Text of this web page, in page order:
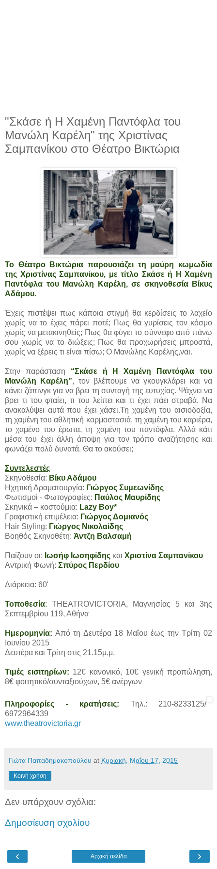
"Σκάσε ή Η Χαμένη Παντόφλα του
Μανώλη Καρέλη" της Χριστίνας
Σαμπανίκου στο Θέατρο Βικτώρια
Το Θέατρο Βικτώρια παρουσιάζει τη μαύρη κωμωδία
της Χριστίνας Σαμπανίκου, με τίτλο Σκάσε ή Η Χαμένη
Παντόφλα του Μανώλη Καρέλη, σε σκηνοθεσία Bίκυς
Αδάμου.
Έχεις πιστέψει πως κάποια στιγμή θα κερδίσεις το λαχείο
χωρίς να το έχεις πάρει ποτέ; Πως θα γυρίσεις τον κόσμο
χωρίς να μετακινηθείς; Πως θα φύγει το σύννεφο από πάνω
σου χωρίς να το διώξεις; Πως θα προχωρήσεις μπροστά,
χωρίς να ξέρεις τι είναι πίσω; Ο Μανώλης Καρέλης,ναι.
Στην παράσταση “Σκάσε ή Η Χαμένη Παντόφλα του
Μανώλη Καρέλη”, τον βλέπουμε να γκουγκλάρει και να
κάνει ζάπινγκ για να βρει τη συνταγή της ευτυχίας. Ψάχνει να
βρει τι του φταίει, τι του λείπει και τι έχει πάει στραβά. Να
ανακαλύψει αυτά που έχει χάσει.Τη χαμένη του αισιοδοξία,
τη χαμένη του αθλητική κορμοστασιά, τη χαμένη του καριέρα,
το χαμένο του έρωτα, τη χαμένη του παντόφλα. Αλλά κάτι
μέσα του έχει άλλη άποψη για τον τρόπο αναζήτησης και
φωνάζει πολύ δυνατά. Θα το ακούσει;
Συντελεστές
Σκηνοθεσία: Bίκυ Αδάμου
Ηχητική Δραματουργία: Γιώργος Συμεωνίδης
Φωτισμοί - Φωτογραφίες: Παύλος Μαυρίδης
Σκηνικά – κοστούμια: Lazy Boy*
Γραφιστική επιμέλεια: Γιώργος Δομιανός
Hair Styling: Γιώργος Νικολαίδης
Βοηθός Σκηνοθέτη: Άντζη Βαλσαμή
Παίζουν οι: Ιωσήφ Ιωσηφίδης και Χριστίνα Σαμπανίκου
Αντρική Φωνή: Σπύρος Περδίου
Διάρκεια: 60'
Τοποθεσία: ΤΗΕΑΤROVICTORIA, Μαγνησίας 5 και 3ης
Σεπτεμβρίου 119, Αθήνα
Ημερομηνία: Από τη Δευτέρα 18 Μαΐου έως την Tρίτη 02
Ιουνίου 2015
Δευτέρα και Τρίτη στις 21.15μ.μ.
Τιμές εισιτηρίων: 12€ κανονικό, 10€ γενική προπώληση,
8€ φοιτητικό/συνταξιούχων, 5€ ανέργων
Πληροφορίες - κρατήσεις:
Τηλ.: 210-8233125/
6972964339
www.theatrovictoria.gr
Γιώτα Παπαδημακοπούλου at Κυριακή, Μαΐου 17, 2015
Κοινή χρήση
Δεν υπάρχουν σχόλια:
Δημοσίευση σχολίου
‹ ›
Αρχική σελίδα